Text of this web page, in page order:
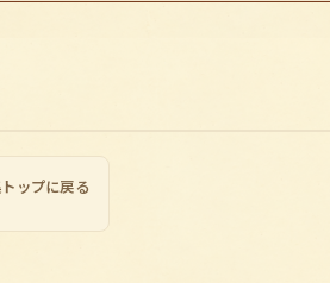
ップに戻る